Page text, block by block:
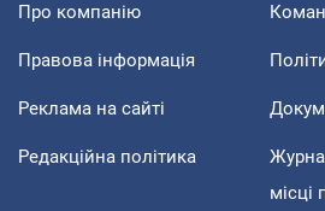
Про компанію
Правова інформація
Реклама на сайті
Редакційна політика
місці